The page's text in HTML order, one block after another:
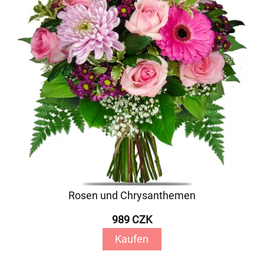
Rosen und Chrysanthemen
989 CZK
Kaufen